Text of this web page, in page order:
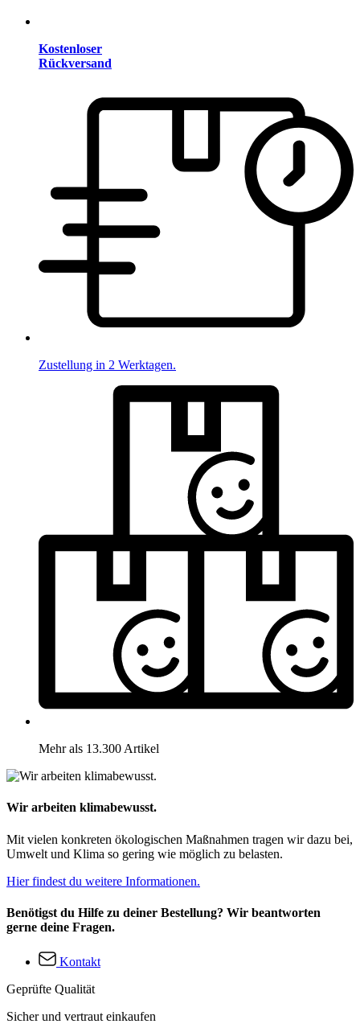
Kostenloser
Rückversand
Zustellung in 2 Werktagen.
Mehr als 13.300 Artikel
Wir arbeiten klimabewusst.
Mit vielen konkreten ökologischen Maßnahmen tragen wir dazu bei,
Umwelt und Klima so gering wie möglich zu belasten.
Hier findest du weitere Informationen.
Benötigst du Hilfe zu deiner Bestellung? Wir beantworten
gerne deine Fragen.
Kontakt
Geprüfte Qualität
Sicher und vertraut einkaufen